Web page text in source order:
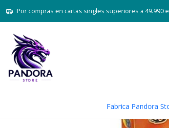
Fabrica Pandora
Por compras en cartas singles superiores a 49.990